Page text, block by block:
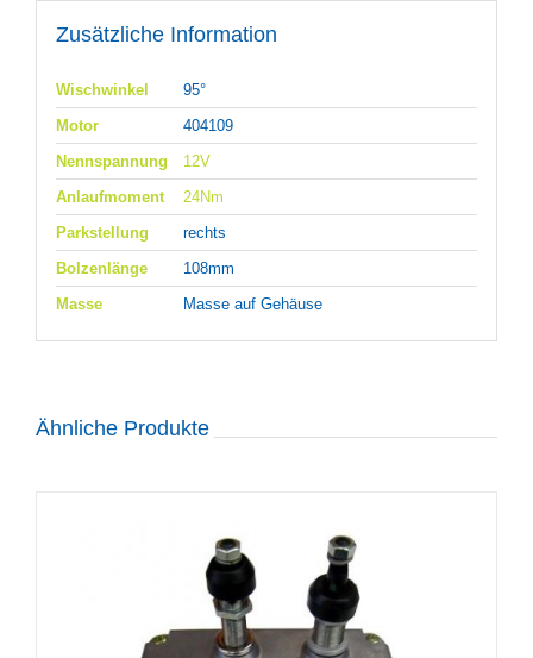
Zusätzliche Information
Wischwinkel
95°
Motor
404109
Nennspannung
12V
Anlaufmoment
24Nm
Parkstellung
rechts
Bolzenlänge
108mm
Masse
Masse auf Gehäuse
Ähnliche Produkte